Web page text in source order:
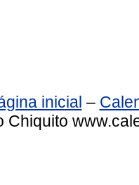
inicial –
Chiquito